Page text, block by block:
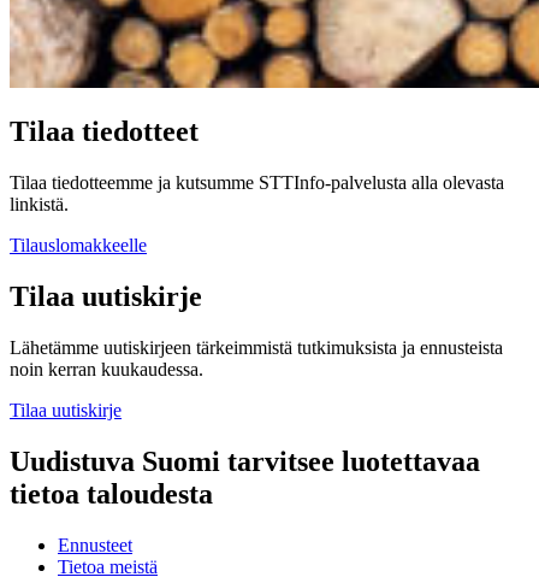
Tilaa tiedotteet
Tilaa tiedotteemme ja kutsumme STTInfo-palvelusta alla olevasta
linkistä.
Tilauslomakkeelle
Tilaa uutiskirje
Lähetämme uutiskirjeen tärkeimmistä tutkimuksista ja ennusteista
noin kerran kuukaudessa.
Tilaa uutiskirje
Uudistuva Suomi tarvitsee luotettavaa
tietoa taloudesta
Ennusteet
Tietoa meistä